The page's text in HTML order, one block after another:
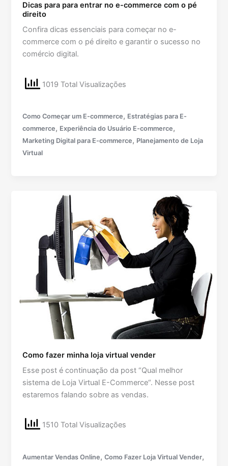
Dicas para para entrar no e-commerce com o pé
direito
Confira dicas essenciais para começar no e-
commerce com o pé direito e garantir o sucesso no
comércio digital.
1019 Total Visualizações
Como Começar um E-commerce, Estratégias para E-
commerce, Experiência do Usuário E-commerce,
Marketing Digital para E-commerce, Planejamento de Loja
Virtual
Como fazer minha loja virtual vender
Esse post é continuação da post “Qual melhor
sistema de Loja Virtual E-Commerce“. Nesse post
estaremos falando sobre as vendas.
1510 Total Visualizações
Aumentar Vendas Online,Como Fazer Loja Virtual Vender,